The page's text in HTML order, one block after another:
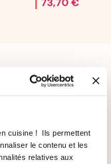
cuisine ! Ils permettent
le contenu et les
relatives aux
SÉCURISÉ